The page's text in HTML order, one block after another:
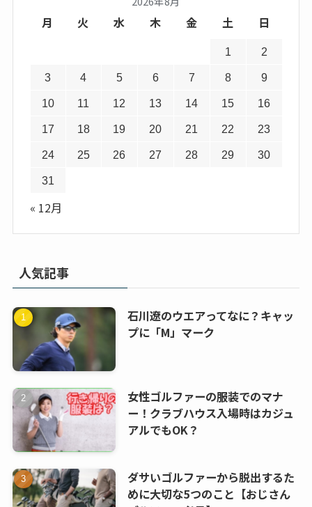
月 火 水 木 金 土 日
1 2
3 4 5 6 7 8 9
10 11 12 13 14 15 16
17 18 19 20 21 22 23
24 25 26 27 28 29 30
31
« 12月
人気記事
石川遼のウエアってなに？キャッ
プに「M」マーク
女性ゴルファーの服装でのマナ
ー！クラブハウス入場時はカジュ
アルでもOK？
ダサいゴルファーから脱出するた
めに大切な5つのこと【おじさん